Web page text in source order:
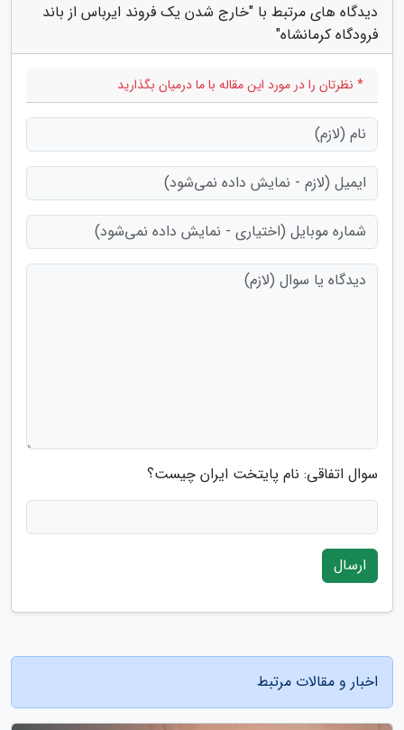
دیدگاه های مرتبط با "خارج شدن یک فروند ایرباس از باند
فرودگاه کرمانشاه"
* نظرتان را در مورد این مقاله با ما درمیان بگذارید
سوال اتفاقی: نام پایتخت ایران چیست؟
ارسال
اخبار و مقالات مرتبط